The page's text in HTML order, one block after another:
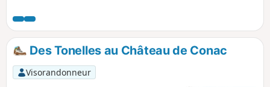
les vignes, les cultures et les petits bois. Au fil de la
randonnée, quelques exemples remarquables du bâti
traditionnel.
Des Tonelles au Château de Conac
Visorandonneur